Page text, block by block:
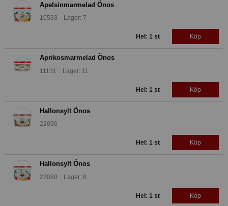
Apelsinmarmelad Önos
10533 Lager: 7
Hel: 1 st Köp
Aprikosmarmelad Önos
11131 Lager: 11
Hel: 1 st Köp
Hallonsylt Önos
22036
Hel: 1 st Köp
Hallonsylt Önos
22080 Lager: 8
Hel: 1 st Köp